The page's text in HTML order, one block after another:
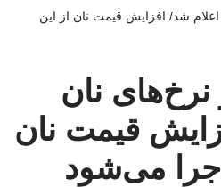
اعلام شد/ افزایش قیمت نان از این
نرخ‌های نان
قیمت نان
اجرا می‌شود